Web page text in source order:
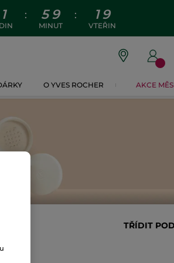
1 : 5 9
MINUT
: 1 8
VTEŘIN
O YVES ROCHER AKCE
TŘÍDIT